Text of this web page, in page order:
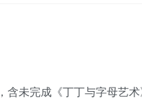
含未完成《丁丁与字母艺术